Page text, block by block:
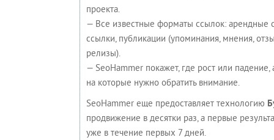
проекта.
— Все известные форматы ссылок: арендные
ссылки, публикации (упоминания, мнения,
релизы).
— SeoHammer покажет, где рост или падение,
на которые нужно обратить внимание.
SeoHammer еще предоставляет технологию
продвижение в десятки раз, а первые
уже в течение первых 7 дней.